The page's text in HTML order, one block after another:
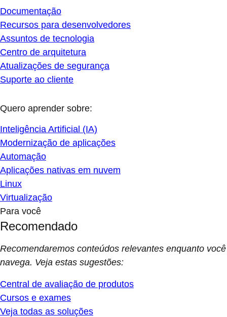
Documentação
Recursos para desenvolvedores
Assuntos de tecnologia
Centro de arquitetura
Atualizações de segurança
Suporte ao cliente
Quero aprender sobre:
Inteligência Artificial (IA)
Modernização de aplicações
Automação
Aplicações nativas em nuvem
Linux
Virtualização
Para você
Recomendado
Recomendaremos conteúdos relevantes enquanto você
navega. Veja estas sugestões:
Central de avaliação de produtos
Cursos e exames
Veja todas as soluções